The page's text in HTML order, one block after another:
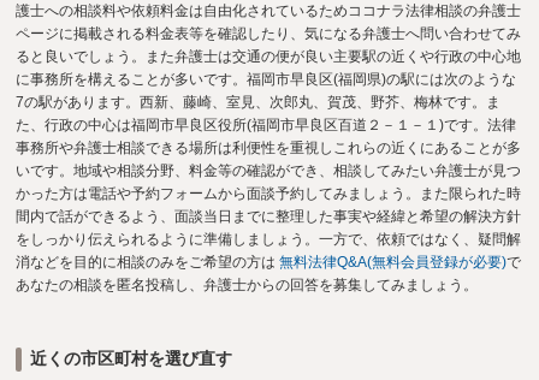
護士への相談料や依頼料金は自由化されているためココナラ法律相談の弁護士
ページに掲載される料金表等を確認したり、気になる弁護士へ問い合わせてみ
ると良いでしょう。また弁護士は交通の便が良い主要駅の近くや行政の中心地
に事務所を構えることが多いです。福岡市早良区(福岡県)の駅には次のような
7の駅があります。西新、藤崎、室見、次郎丸、賀茂、野芥、梅林です。ま
た、行政の中心は福岡市早良区役所(福岡市早良区百道２－１－１)です。法律
事務所や弁護士相談できる場所は利便性を重視しこれらの近くにあることが多
いです。地域や相談分野、料金等の確認ができ、相談してみたい弁護士が見つ
かった方は電話や予約フォームから面談予約してみましょう。また限られた時
間内で話ができるよう、面談当日までに整理した事実や経緯と希望の解決方針
をしっかり伝えられるように準備しましょう。一方で、依頼ではなく、疑問解
消などを目的に相談のみをご希望の方は 無料法律Q&A(無料会員登録が必要)で
あなたの相談を匿名投稿し、弁護士からの回答を募集してみましょう。
近くの市区町村を選び直す